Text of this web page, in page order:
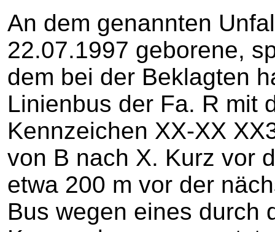
An dem genannten
22.07.1997 geborene,
dem bei der Beklagten
Linienbus der Fa. R mit
Kennzeichen XX-XX
von B nach X. Kurz vor
etwa 200 m vor der
Bus wegen eines durch